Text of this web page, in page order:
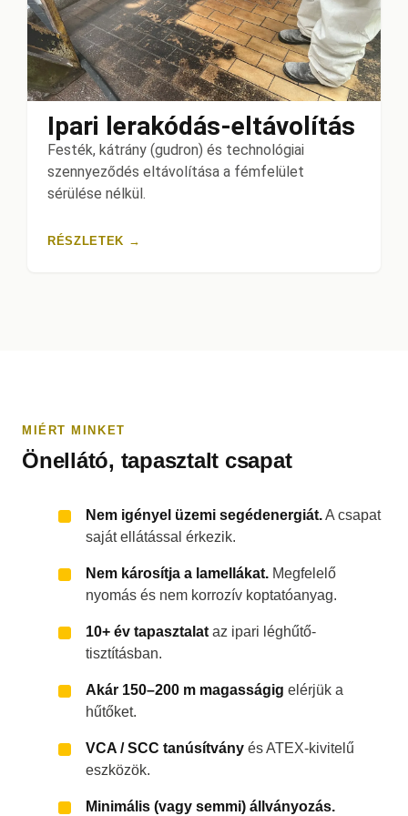
Ipari lerakódás-eltávolítás
Festék, kátrány (gudron) és technológiai
szennyeződés eltávolítása a fémfelület
sérülése nélkül.
RÉSZLETEK →
MIÉRT MINKET
Önellátó, tapasztalt csapat
Nem igényel üzemi segédenergiát.A csapat
saját ellátással érkezik.
Nem károsítja a lamellákat. Megfelelő
nyomás és nem korrozív koptatóanyag.
10+ év tapasztalat az ipari léghűtő-
tisztításban.
Akár 150–200 m magasságig elérjük a
hűtőket.
VCA / SCC tanúsítvány és ATEX-kivitelű
eszközök.
Minimális (vagy semmi) állványozás.